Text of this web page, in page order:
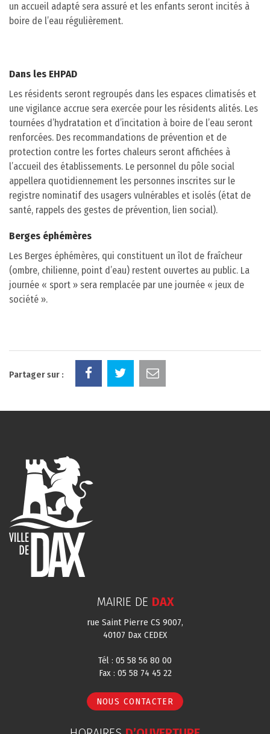
un accueil adapté sera assuré et les enfants seront incités à
boire de l’eau régulièrement.
Dans les EHPAD
Les résidents seront regroupés dans les espaces climatisés et
une vigilance accrue sera exercée pour les résidents alités. Les
tournées d’hydratation et d’incitation à boire de l’eau seront
renforcées. Des recommandations de prévention et de
protection contre les fortes chaleurs seront affichées à
l’accueil des établissements. Le personnel du pôle social
appellera quotidiennement les personnes inscrites sur le
registre nominatif des usagers vulnérables et isolés (état de
santé, rappels des gestes de prévention, lien social).
Berges éphémères
Les Berges éphémères, qui constituent un îlot de fraîcheur
(ombre, chilienne, point d’eau) restent ouvertes au public. La
journée « sport » sera remplacée par une journée « jeux de
société ».
Partager sur :
MAIRIE DE DAX
rue Saint Pierre CS 9007,
40107 Dax CEDEX
Tél : 05 58 56 80 00
Fax : 05 58 74 45 22
NOUS CONTACTER